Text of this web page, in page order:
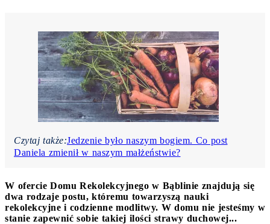
Czytaj także:Jedzenie było naszym bogiem. Co post
Daniela zmienił w naszym małżeństwie?
W ofercie Domu Rekolekcyjnego w Bąblinie znajdują się
dwa rodzaje postu, któremu towarzyszą nauki
rekolekcyjne i codzienne modlitwy. W domu nie jesteśmy w
stanie zapewnić sobie takiej ilości strawy duchowej...